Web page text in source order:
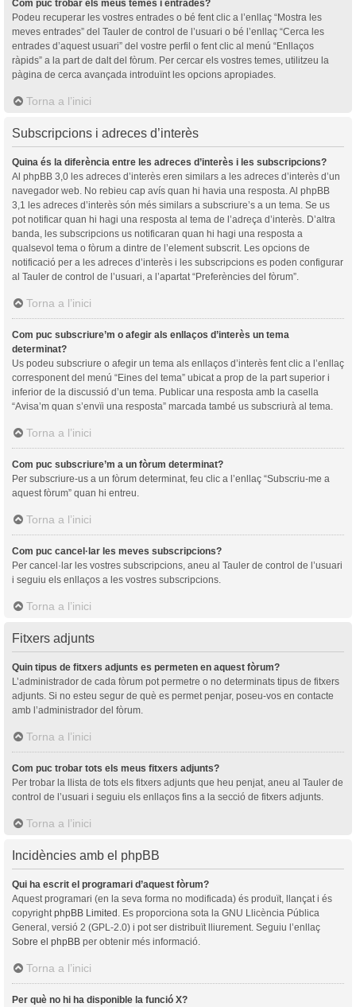
Com puc trobar els meus temes i entrades?
Podeu recuperar les vostres entrades o bé fent clic a l’enllaç “Mostra les
meves entrades” del Tauler de control de l’usuari o bé l’enllaç “Cerca les
entrades d’aquest usuari” del vostre perfil o fent clic al menú “Enllaços
ràpids” a la part de dalt del fòrum. Per cercar els vostres temes, utilitzeu la
pàgina de cerca avançada introduïnt les opcions apropiades.
Torna a l’inici
Subscripcions i adreces d’interès
Quina és la diferència entre les adreces d’interès i les subscripcions?
Al phpBB 3,0 les adreces d’interès eren similars a les adreces d’interès d’un
navegador web. No rebieu cap avís quan hi havia una resposta. Al phpBB
3,1 les adreces d’interès són més similars a subscriure’s a un tema. Se us
pot notificar quan hi hagi una resposta al tema de l’adreça d’interès. D’altra
banda, les subscripcions us notificaran quan hi hagi una resposta a
qualsevol tema o fòrum a dintre de l’element subscrit. Les opcions de
notificació per a les adreces d’interès i les subscripcions es poden configurar
al Tauler de control de l’usuari, a l’apartat “Preferències del fòrum”.
Torna a l’inici
Com puc subscriure’m o afegir als enllaços d’interès un tema
determinat?
Us podeu subscriure o afegir un tema als enllaços d’interès fent clic a l’enllaç
corresponent del menú “Eines del tema” ubicat a prop de la part superior i
inferior de la discussió d’un tema. Publicar una resposta amb la casella
“Avisa’m quan s’envïi una resposta” marcada també us subscriurà al tema.
Torna a l’inici
Com puc subscriure’m a un fòrum determinat?
Per subscriure-us a un fòrum determinat, feu clic a l’enllaç “Subscriu-me a
aquest fòrum” quan hi entreu.
Torna a l’inici
Com puc cancel·lar les meves subscripcions?
Per cancel·lar les vostres subscripcions, aneu al Tauler de control de l’usuari
i seguiu els enllaços a les vostres subscripcions.
Torna a l’inici
Fitxers adjunts
Quin tipus de fitxers adjunts es permeten en aquest fòrum?
L’administrador de cada fòrum pot permetre o no determinats tipus de fitxers
adjunts. Si no esteu segur de què es permet penjar, poseu-vos en contacte
amb l’administrador del fòrum.
Torna a l’inici
Com puc trobar tots els meus fitxers adjunts?
Per trobar la llista de tots els fitxers adjunts que heu penjat, aneu al Tauler de
control de l’usuari i seguiu els enllaços fins a la secció de fitxers adjunts.
Torna a l’inici
Incidències amb el phpBB
Qui ha escrit el programari d’aquest fòrum?
Aquest programari (en la seva forma no modificada) és produït, llançat i és
copyright phpBB Limited . Es proporciona sota la GNU Llicència Pública
General, versió 2 (GPL-2.0) i pot ser distribuït lliurement. Seguiu l’enllaç
Sobre el phpBB per obtenir més informació.
Torna a l’inici
Per què no hi ha disponible la funció X?